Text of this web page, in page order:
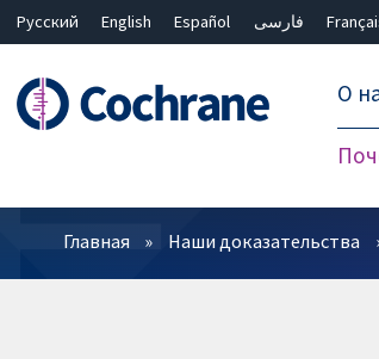
Русский English Español فارسی
О
Фильтры
Главная Наши доказательства